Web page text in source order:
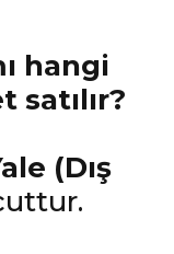
hangi
(Dış